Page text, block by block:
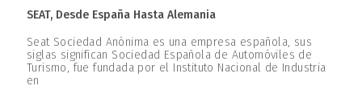
SEAT, Desde España Hasta Alemania
Seat Sociedad Anónima es una empresa española, sus
siglas significan Sociedad Española de Automóviles de
Turismo, fue fundada por el Instituto Nacional de Industria
en